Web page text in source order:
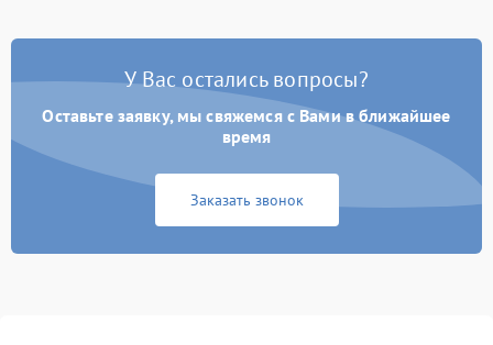
У Вас остались вопросы?
Оставьте заявку, мы свяжемся с Вами в ближайшее
время
Заказать звонок